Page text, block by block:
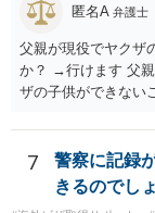
匿名A 弁護士
父親が現役でヤクザ
か？ →行けます 父親
ザの子供ができない
7
警察に記録
きるのでし